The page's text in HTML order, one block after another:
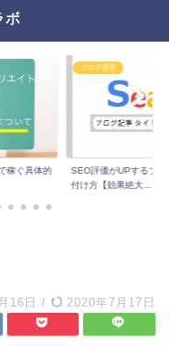
ボ
稼ぐ具体的
ブログ運営
SEO評価がUPするブ
付け方【効果絶大...
16日 / 2020年7月17日